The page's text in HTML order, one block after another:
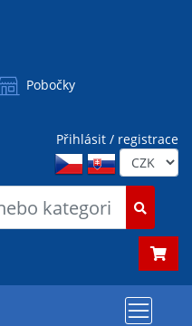
Pobočky
Přihlásit / registrace